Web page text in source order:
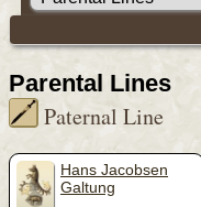
Parental Lines
Paternal Line
Hans Jacobsen
Galtung